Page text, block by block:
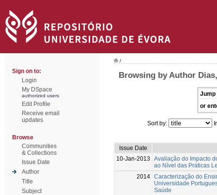
Sign on to:
Login
My DSpace
authorized users
Edit Profile
Receive email
updates
Browse
Communities
& Collections
Issue Date
Author
Title
Subject
/
Browsing by Author
Jump
or
Sort by:
Issue Date
10-Jan-2013
Avaliação do Impacto
ao Nível das Práticas
2014 Caracterização do
Universidade
Saúde